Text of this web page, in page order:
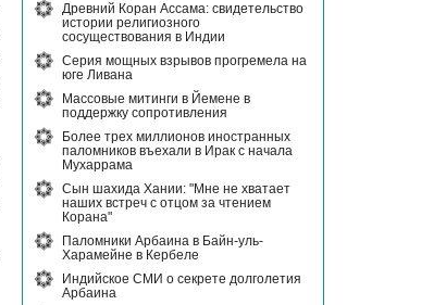
Древний Коран Ассама: свидетельство
истории религиозного
сосуществования в Индии
Серия мощных взрывов прогремела на
юге Ливана
Массовые митинги в Йемене в
поддержку сопротивления
Более трех миллионов иностранных
паломников въехали в Ирак с начала
Мухаррама
Сын шахида Хании: "Мне не хватает
наших встреч с отцом за чтением
Корана"
Паломники Арбаина в Байн-уль-
Харамейне в Кербеле
Индийское СМИ о секрете долголетия
Арбаина